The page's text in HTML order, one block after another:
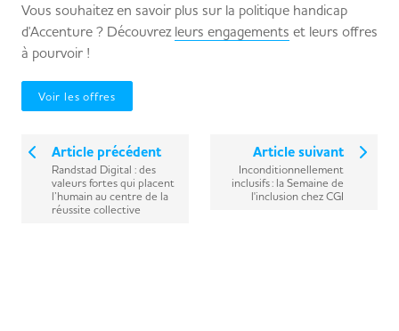
Vous souhaitez en savoir plus sur la politique handicap
d'Accenture ? Découvrez leurs engagements et leurs offres
à pourvoir !
Voir les offres
Article précédent
Randstad Digital : des
valeurs fortes qui placent
l’humain au centre de la
réussite collective
Article suivant
Inconditionnellement
inclusifs : la Semaine de
l'inclusion chez CGI